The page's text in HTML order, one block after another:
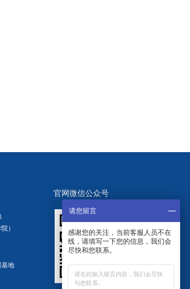
）
地
官网微信公众号
请您留言
感谢您的关注，当前客服人员不在
线，请填写一下您的信息，我们会
尽快和您联系。